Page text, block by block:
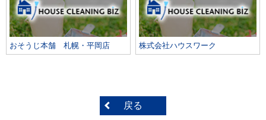
おそうじ本舗 札幌・平岡店 株式会社ハウスワーク
戻る